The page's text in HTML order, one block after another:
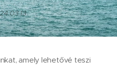
amely lehetővé teszi